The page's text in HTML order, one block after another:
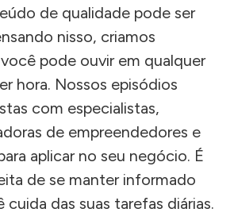
de qualidade pode ser
nisso, criamos
pode ouvir em qualquer
hora. Nossos episódios
com especialistas,
de empreendedores e
aplicar no seu negócio. É
de se manter informado
das suas tarefas diárias.